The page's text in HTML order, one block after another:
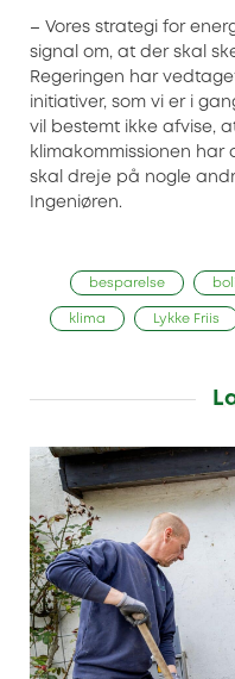
– Vores strategi for
signal om, at der skal
Regeringen har
initiativer, som vi er i
vil bestemt ikke afvise,
klimakommissionen har
skal dreje på nogle
Ingeniøren.
besparelse
klima Lykke Friis